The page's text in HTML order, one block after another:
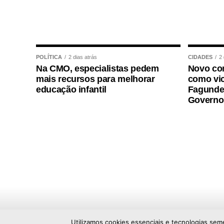
WhatsApp
Facebook
Twitter
Messenger
LinkedIn
Share
POLÍTICA 2 dias atrás
Na CMO, especialistas pedem
mais recursos para melhorar
educação infantil
CIDADES 2
Novo
como
Utilizamos cookies essenciais e tecnologias